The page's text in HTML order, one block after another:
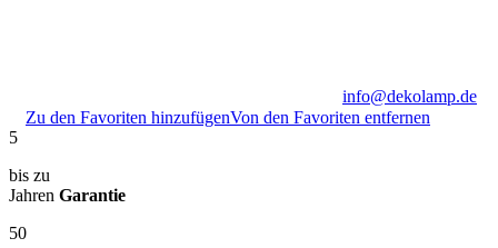
info@dekolamp.de
Zu den Favoriten hinzufügenVon den Favoriten entfernen
5
bis zu
Jahren Garantie
50